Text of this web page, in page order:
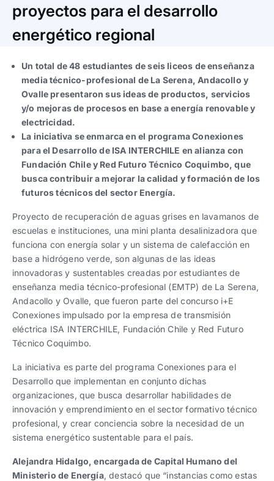
Trabaja con nosotros
Ver todo
Español English
Ver todas
Español|English
Ver todas
Español|English
progresivos de gestión
Ver todos
Español English
proyectos para el desarrollo
energético regional
Un total de 48 estudiantes de seis liceos de enseñanza
media técnico-profesional de La Serena, Andacollo y
Ovalle presentaron sus ideas de productos, servicios
y/o mejoras de procesos en base a energía renovable y
electricidad.
La iniciativa se enmarca en el programa Conexiones
para el Desarrollo de ISA INTERCHILE en alianza con
Fundación Chile y Red Futuro Técnico Coquimbo, que
busca contribuir a mejorar la calidad y formación de los
futuros técnicos del sector Energía.
Proyecto de recuperación de aguas grises en lavamanos de
escuelas e instituciones, una mini planta desalinizadora que
funciona con energía solar y un sistema de calefacción en
base a hidrógeno verde, son algunas de las ideas
innovadoras y sustentables creadas por estudiantes de
enseñanza media técnico-profesional (EMTP) de La Serena,
Andacollo y Ovalle, que fueron parte del concurso i+E
Conexiones impulsado por la empresa de transmisión
eléctrica ISA INTERCHILE, Fundación Chile y Red Futuro
Técnico Coquimbo.
La iniciativa es parte del programa Conexiones para el
Desarrollo que implementan en conjunto dichas
organizaciones, que busca desarrollar habilidades de
innovación y emprendimiento en el sector formativo técnico
profesional, y crear conciencia sobre la necesidad de un
sistema energético sustentable para el país.
Alejandra Hidalgo, encargada de Capital Humano del
Ministerio de Energía, destacó que “instancias como estas